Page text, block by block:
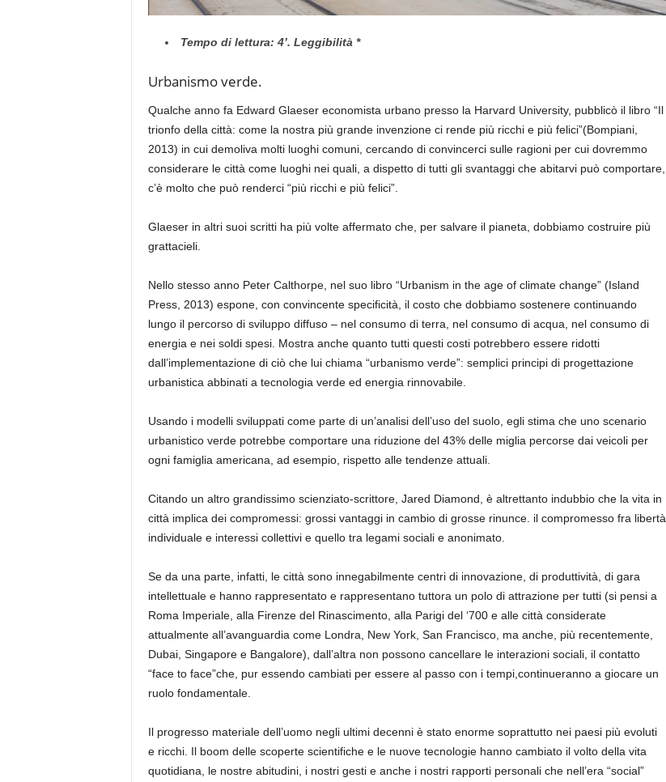
Tempo di lettura: 4’. Leggibilità *
Urbanismo verde.
Qualche anno fa Edward Glaeser economista urbano presso la Harvard University, pubblicò il libro “Il
trionfo della città: come la nostra più grande invenzione ci rende più ricchi e più felici”(Bompiani,
2013) in cui demoliva molti luoghi comuni, cercando di convincerci sulle ragioni per cui dovremmo
considerare le città come luoghi nei quali, a dispetto di tutti gli svantaggi che abitarvi può comportare,
c’è molto che può renderci “più ricchi e più felici”.
Glaeser in altri suoi scritti ha più volte affermato che, per salvare il pianeta, dobbiamo costruire più
grattacieli.
Nello stesso anno Peter Calthorpe, nel suo libro “Urbanism in the age of climate change” (Island
Press, 2013) espone, con convincente specificità, il costo che dobbiamo sostenere continuando
lungo il percorso di sviluppo diffuso – nel consumo di terra, nel consumo di acqua, nel consumo di
energia e nei soldi spesi. Mostra anche quanto tutti questi costi potrebbero essere ridotti
dall’implementazione di ciò che lui chiama “urbanismo verde”: semplici principi di progettazione
urbanistica abbinati a tecnologia verde ed energia rinnovabile.
Usando i modelli sviluppati come parte di un’analisi dell’uso del suolo, egli stima che uno scenario
urbanistico verde potrebbe comportare una riduzione del 43% delle miglia percorse dai veicoli per
ogni famiglia americana, ad esempio, rispetto alle tendenze attuali.
Citando un altro grandissimo scienziato-scrittore, Jared Diamond, è altrettanto indubbio che la vita in
città implica dei compromessi: grossi vantaggi in cambio di grosse rinunce. il compromesso fra libertà
individuale e interessi collettivi e quello tra legami sociali e anonimato.
Se da una parte, infatti, le città sono innegabilmente centri di innovazione, di produttività, di gara
intellettuale e hanno rappresentato e rappresentano tuttora un polo di attrazione per tutti (si pensi a
Roma Imperiale, alla Firenze del Rinascimento, alla Parigi del ‘700 e alle città considerate
attualmente all’avanguardia come Londra, New York, San Francisco, ma anche, più recentemente,
Dubai, Singapore e Bangalore), dall’altra non possono cancellare le interazioni sociali, il contatto
“face to face”che, pur essendo cambiati per essere al passo con i tempi,continueranno a giocare un
ruolo fondamentale.
Il progresso materiale dell’uomo negli ultimi decenni è stato enorme soprattutto nei paesi più evoluti
e ricchi. Il boom delle scoperte scientifiche e le nuove tecnologie hanno cambiato il volto della vita
quotidiana, le nostre abitudini, i nostri gesti e anche i nostri rapporti personali che nell’era “social”